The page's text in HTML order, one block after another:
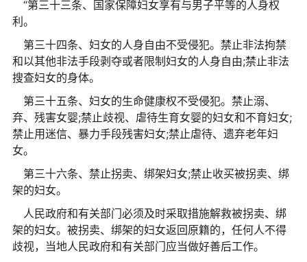
“第三十三条、国家保障妇女享有与男子平等的人身权
利。
第三十四条、妇女的人身自由不受侵犯。禁止非法拘禁
和以其他非法手段剥夺或者限制妇女的人身自由;禁止非法
搜查妇女的身体。
第三十五条、妇女的生命健康权不受侵犯。禁止溺、
弃、残害女婴;禁止歧视、虐待生育女婴的妇女和不育妇女;
禁止用迷信、暴力手段残害妇女;禁止虐待、遗弃老年妇
女。
第三十六条、禁止拐卖、绑架妇女;禁止收买被拐卖、绑
架的妇女。
人民政府和有关部门必须及时采取措施解救被拐卖、绑
架的妇女。被拐卖、绑架的妇女返回原籍的，任何人不得
歧视，当地人民政府和有关部门应当做好善后工作。